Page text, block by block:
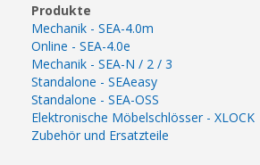
Produkte
Mechanik - SEA-4.0m
Online - SEA-4.0e
Mechanik - SEA-N / 2 / 3
Standalone - SEAeasy
Standalone - SEA-OSS
Elektronische Möbelschlösser - XLOCK
Zubehör und Ersatzteile